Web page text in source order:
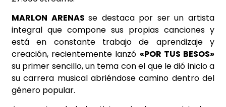
MARLON ARENASse destaca por ser un artista
integral que compone sus propias canciones y
está en constante trabajo de aprendizaje y
creación, recientemente lanzó «POR TUS BESOS»
su primer sencillo, un tema con el que le dió inicio a
su carrera musical abriéndose camino dentro del
género popular.